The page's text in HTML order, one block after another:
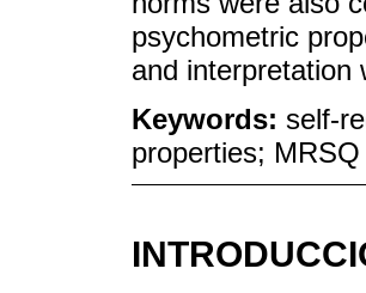
psychometric
and interpretation
Keywords: self-
properties; MRSQ